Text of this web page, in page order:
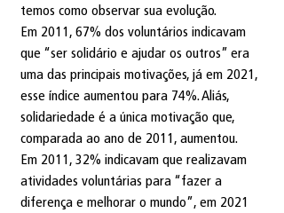
temos como observar sua evolução.
Em 2011, 67% dos voluntários indicavam
que “ser solidário e ajudar os outros” era
uma das principais motivações, já em 2021,
esse índice aumentou para 74%. Aliás,
solidariedade é a única motivação que,
comparada ao ano de 2011, aumentou.
Em 2011, 32% indicavam que realizavam
atividades voluntárias para “fazer a
diferença e melhorar o mundo”, em 2021